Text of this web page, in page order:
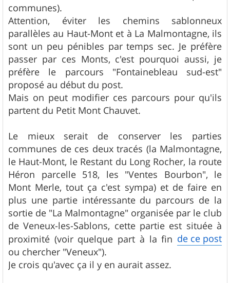
communes).
Attention, éviter les chemins sablonneux
parallèles au Haut-Mont et à La Malmontagne, ils
sont un peu pénibles par temps sec. Je préfère
passer par ces Monts, c'est pourquoi aussi, je
préfère le parcours "Fontainebleau sud-est"
proposé au début du post.
Mais on peut modifier ces parcours pour qu'ils
partent du Petit Mont Chauvet.
Le mieux serait de conserver les parties
communes de ces deux tracés (la Malmontagne,
le Haut-Mont, le Restant du Long Rocher, la route
Héron parcelle 518, les "Ventes Bourbon", le
Mont Merle, tout ça c'est sympa) et de faire en
plus une partie intéressante du parcours de la
sortie de "La Malmontagne" organisée par le club
de Veneux-les-Sablons, cette partie est située à
proximité (voir quelque part à la fin de ce post
ou chercher "Veneux").
Je crois qu'avec ça il y en aurait assez.